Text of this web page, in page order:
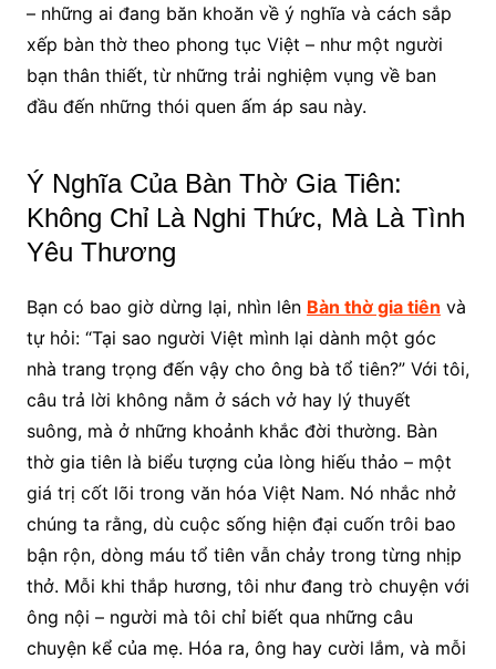
– những ai đang băn khoăn về ý nghĩa và cách sắp
xếp bàn thờ theo phong tục Việt – như một người
bạn thân thiết, từ những trải nghiệm vụng về ban
đầu đến những thói quen ấm áp sau này.
Ý Nghĩa Của Bàn Thờ Gia Tiên:
Không Chỉ Là Nghi Thức, Mà Là Tình
Yêu Thương
Bạn có bao giờ dừng lại, nhìn lên Bàn thờ gia tiên và
tự hỏi: “Tại sao người Việt mình lại dành một góc
nhà trang trọng đến vậy cho ông bà tổ tiên?” Với tôi,
câu trả lời không nằm ở sách vở hay lý thuyết
suông, mà ở những khoảnh khắc đời thường. Bàn
thờ gia tiên là biểu tượng của lòng hiếu thảo – một
giá trị cốt lõi trong văn hóa Việt Nam. Nó nhắc nhở
chúng ta rằng, dù cuộc sống hiện đại cuốn trôi bao
bận rộn, dòng máu tổ tiên vẫn chảy trong từng nhịp
thở. Mỗi khi thắp hương, tôi như đang trò chuyện với
ông nội – người mà tôi chỉ biết qua những câu
chuyện kể của mẹ. Hóa ra, ông hay cười lắm, và mỗi